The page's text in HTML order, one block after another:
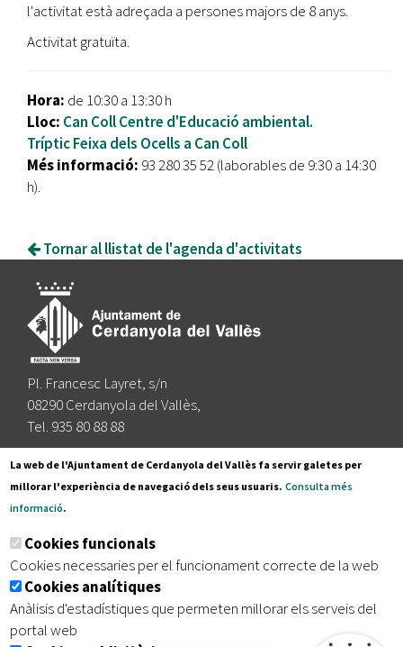
l'activitat està adreçada a persones majors de 8 anys.
Activitat gratuïta.
Hora: de 10:30 a 13:30 h
Lloc: Can Coll Centre d'Educació ambiental.
Tríptic Feixa dels Ocells a Can Coll
Més informació: 93 280 35 52 (laborables de 9:30 a 14:30
h).
Tornar al llistat de l'agenda d'activitats
Pl. Francesc Layret, s/n
08290 Cerdanyola del Vallès,
Tel. 935 80 88 88
Segueix-nos a:
Subscriu-te al nostre butlletí
Inici | Avís legal | Protecció de dades
| Accessibilitat
La web de l'Ajuntament de Cerdanyola del Vallès fa servir galetes per
millorar l'experiència de navegació dels seus usuaris. Consulta més
informació.
Cookies funcionals
Cookies necessaries per el funcionament correcte de la web
Cookies analítiques
Anàlisis d'estadístiques que permeten millorar els serveis del
portal web